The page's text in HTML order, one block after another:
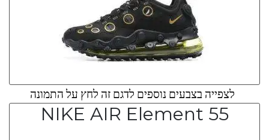
לצפייה בצבעים נוספים לדגם זה לחץ על התמונה
NIKE AIR Element 55